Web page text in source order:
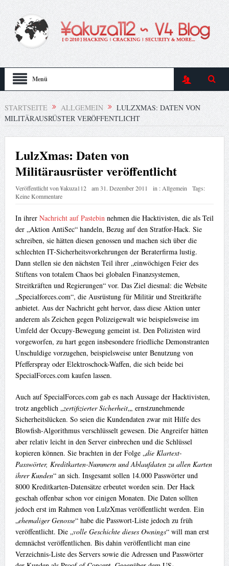
Menü
STARTSEITE ALLGEMEIN
LULZXMAS: DATEN VON
MILITÄRAUSRÜSTER VERÖFFENTLICHT
LulzXmas: Daten von
Militärausrüster veröffentlicht
Veröffentlicht von¥akuza112 am31. Dezember 2011 in : Allgemein
Tags:
Keine Kommentare
In ihrer Nachricht auf Pastebinnehmen die Hacktivisten, die als Teil
der „Aktion AntiSec“ handeln, Bezug auf den Stratfor-Hack. Sie
schreiben, sie hätten diesen genossen und machen sich über die
schlechten IT-Sicherheitsvorkehrungen der Beraterfirma lustig.
Dann stellen sie den nächsten Teil ihrer „einwöchigen Feier des
Stiftens von totalem Chaos bei globalen Finanzsystemen,
Streitkräften und Regierungen“ vor. Das Ziel diesmal: die Website
„Specialforces.com“, die Ausrüstung für Militär und Streitkräfte
anbietet. Aus der Nachricht geht hervor, dass diese Aktion unter
anderem als Zeichen gegen Polizeigewalt wie beispielsweise im
Umfeld der Occupy-Bewegung gemeint ist. Den Polizisten wird
vorgeworfen, zu hart gegen insbesondere friedliche Demonstranten
Unschuldige vorzugehen, beispielsweise unter Benutzung von
Pfefferspray oder Elektroschock-Waffen, die sich beide bei
SpecialForces.com kaufen lassen.
Auch auf SpecialForces.com gab es nach Aussage der Hacktivisten,
trotz angeblich „zertifizierter Sicherheit„, ernstzunehmende
Sicherheitslücken. So seien die Kundendaten zwar mit Hilfe des
Blowfish-Algorithmus verschlüsselt gewesen. Die Angreifer hätten
aber relativ leicht in den Server einbrechen und die Schlüssel
kopieren können. Sie brachten in der Folge „die Klartext-
Passwörter, Kreditkarten-Nummern und Ablaufdaten zu allen Karten
ihrer Kunden“ an sich. Insgesamt sollen 14.000 Passwörter und
8000 Kreditkarten-Datensätze erbeutet worden sein. Der Hack
geschah offenbar schon vor einigen Monaten. Die Daten sollten
jedoch erst im Rahmen von LulzXmas veröffentlicht werden. Ein
„ehemaliger Genosse“ habe die Passwort-Liste jedoch zu früh
veröffentlicht. Die „volle Geschichte dieses Ownings“ will man erst
demnächst veröffentlichen. Bis dahin veröffentlicht man eine
Verzeichnis-Liste des Servers sowie die Adressen und Passwörter